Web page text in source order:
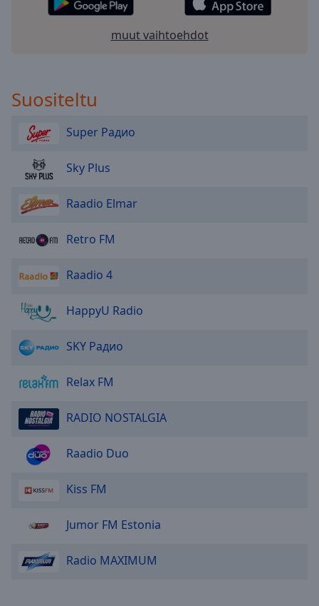
Reset
Modal
window.
muut vaihtoehdot
Suositeltu
Super Радио
Sky Plus
Raadio Elmar
Retro FM
Raadio 4
HappyU Radio
SKY Радио
Relax FM
RADIO NOSTALGIA
Raadio Duo
Kiss FM
Jumor FM Estonia
Radio MAXIMUM